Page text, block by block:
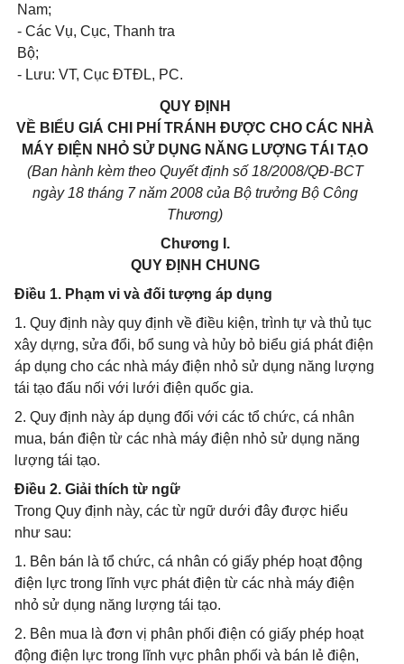
Nam;
- Các Vụ, Cục, Thanh tra
Bộ;
- Lưu: VT, Cục ĐTĐL, PC.
QUY ĐỊNH
VỀ BIỂU GIÁ CHI PHÍ TRÁNH ĐƯỢC CHO CÁC NHÀ
MÁY ĐIỆN NHỎ SỬ DỤNG NĂNG LƯỢNG TÁI TẠO
(Ban hành kèm theo Quyết định số 18/2008/QĐ-BCT
ngày 18 tháng 7 năm 2008 của Bộ trưởng Bộ Công
Thương)
Chương I.
QUY ĐỊNH CHUNG
Điều 1. Phạm vi và đối tượng áp dụng
1. Quy định này quy định về điều kiện, trình tự và thủ tục
xây dựng, sửa đổi, bổ sung và hủy bỏ biểu giá phát điện
áp dụng cho các nhà máy điện nhỏ sử dụng năng lượng
tái tạo đấu nối với lưới điện quốc gia.
2. Quy định này áp dụng đối với các tổ chức, cá nhân
mua, bán điện từ các nhà máy điện nhỏ sử dụng năng
lượng tái tạo.
Điều 2. Giải thích từ ngữ
Trong Quy định này, các từ ngữ dưới đây được hiểu
như sau:
1. Bên bán là tổ chức, cá nhân có giấy phép hoạt động
điện lực trong lĩnh vực phát điện từ các nhà máy điện
nhỏ sử dụng năng lượng tái tạo.
2. Bên mua là đơn vị phân phối điện có giấy phép hoạt
động điện lực trong lĩnh vực phân phối và bán lẻ điện,